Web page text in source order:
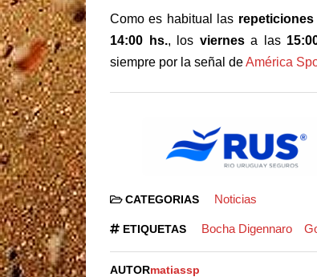
Como es habitual las repeticiones
14:00 hs., los viernesa las
siempre por la señal deAmérica
CATEGORIAS Noticias
ETIQUETAS Bocha Digennaro
AUTORmatiassp